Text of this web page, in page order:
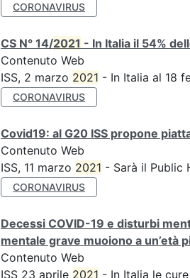
CORONAVIRUS
CS N° 14/2021 - In Italia il 54%
Contenuto Web
ISS, 2 marzo 2021 - In Italia al 18
CORONAVIRUS
Covid19: al G20 ISS propone
Contenuto Web
ISS, 11 marzo 2021 - Sarà il Public
CORONAVIRUS
Decessi COVID-19 e disturbi
mentale grave muoiono a un’età
Contenuto Web
ISS 23 aprile 2021 - In Italia le